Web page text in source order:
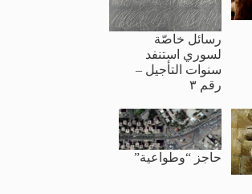
رسائل خاصّة
لسوري استنفد
سنوات التأجيل –
رقم ٣
حاجز “وطواعية”